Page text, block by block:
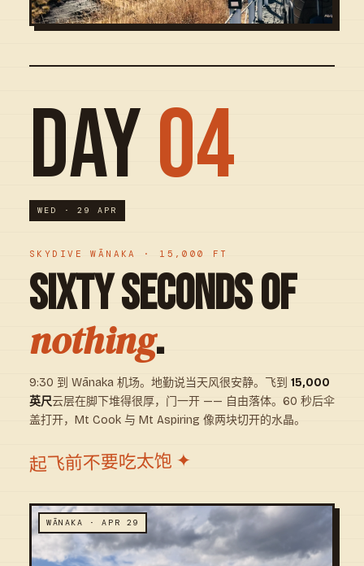
DAY04
WED · 29 APR
SKYDIVE WĀNAKA · 15,000 FT
SIXTY SECONDS OF
nothing.
9:30 到 Wānaka 机场。地勤说当天风很安静。飞到 15,000
英尺云层在脚下堆得很厚，门一开 —— 自由落体。60 秒后伞
盖打开，Mt Cook 与 Mt Aspiring 像两块切开的水晶。
起飞前不要吃太饱 ✦
WĀNAKA · APR 29